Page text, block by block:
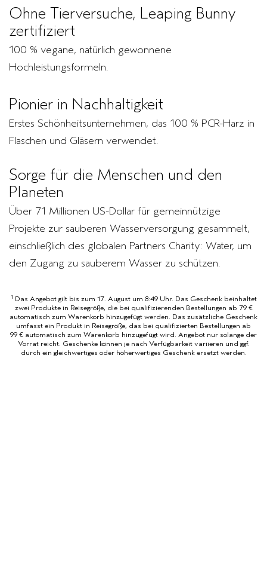
Ohne Tierversuche, Leaping Bunny
zertifiziert
100 % vegane, natürlich gewonnene
Hochleistungsformeln.
Pionier in Nachhaltigkeit
Erstes Schönheitsunternehmen, das 100 % PCR-Harz in
Flaschen und Gläsern verwendet.
Sorge für die Menschen und den
Planeten
Über 71 Millionen US-Dollar für gemeinnützige
Projekte zur sauberen Wasserversorgung gesammelt,
einschließlich des globalen Partners Charity: Water, um
den Zugang zu sauberem Wasser zu schützen.
1 Das Angebot gilt bis zum 17. August um 8:49 Uhr. Das Geschenk beinhaltet
zwei Produkte in Reisegröße, die bei qualifizierenden Bestellungen ab 79 €
automatisch zum Warenkorb hinzugefügt werden. Das zusätzliche Geschenk
umfasst ein Produkt in Reisegröße, das bei qualifizierten Bestellungen ab
99 € automatisch zum Warenkorb hinzugefügt wird. Angebot nur solange der
Vorrat reicht. Geschenke können je nach Verfügbarkeit variieren und ggf.
durch ein gleichwertiges oder höherwertiges Geschenk ersetzt werden.